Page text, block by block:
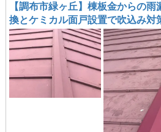
【調布市緑ヶ丘】棟板金からの
換とケミカル面戸設置で吹込み対